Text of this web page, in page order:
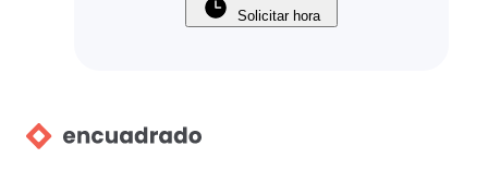
Solicitar hora